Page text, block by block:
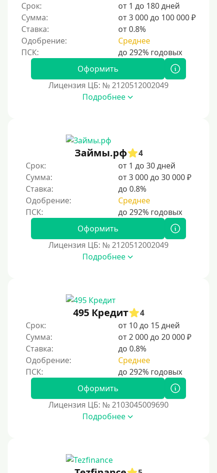
Срок:
от 1 до 180 дней
Сумма:
от 3 000 до 100 000 ₽
Ставка:
от 0.8%
Одобрение:
Среднее
Оформить
Лицензия ЦБ: № 2120512002049
Подробнее
Займы.рф
4
Срок:
от 1 до 30 дней
Сумма:
от 3 000 до 30 000 ₽
Ставка:
до 0.8%
Одобрение:
Среднее
Оформить
Лицензия ЦБ: № 2120512002049
Подробнее
495 Кредит
4
Срок:
от 10 до 15 дней
Сумма:
от 2 000 до 20 000 ₽
Ставка:
до 0.8%
Одобрение:
Среднее
Оформить
Лицензия ЦБ: № 2103045009690
Подробнее